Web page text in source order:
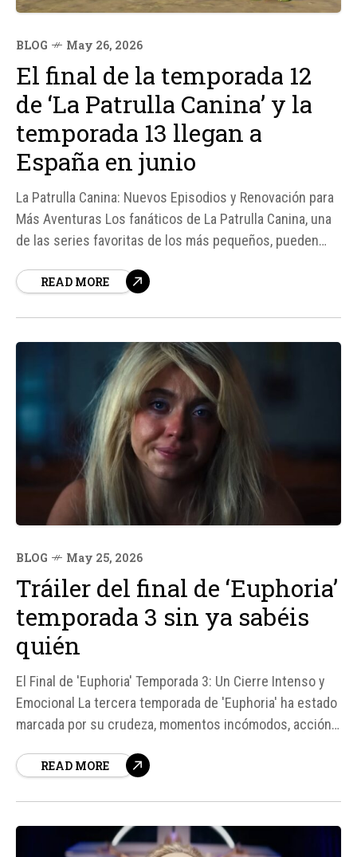
BLOG May 26, 2026
El final de la temporada 12
de ‘La Patrulla Canina’ y la
temporada 13 llegan a
España en junio
La Patrulla Canina: Nuevos Episodios y Renovación para
Más Aventuras Los fanáticos de La Patrulla Canina, una
de las series favoritas de los más pequeños, pueden
SkyShowtime ha confirmado la llegada de nuevos
READ MORE
BLOG May 25, 2026
Tráiler del final de ‘Euphoria’
temporada 3 sin ya sabéis
quién
El Final de 'Euphoria' Temporada 3: Un Cierre Intenso y
Emocional La tercera temporada de 'Euphoria' ha estado
marcada por su crudeza, momentos incómodos, acción y
HBO Max, el episodio final promete ser aún más intenso.
READ MORE